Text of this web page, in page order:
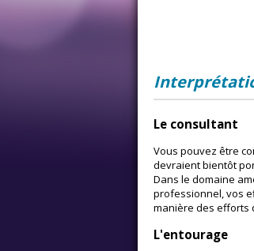
Le consultant
Vous pouvez être
devraient bientôt
Dans le domaine
professionnel, vos
manière des efforts
L'entourage